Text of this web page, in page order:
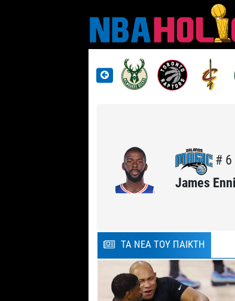
# 6
James
ΤΑ ΝΕΑ ΤΟΥ ΠΑΙΚΤΗ